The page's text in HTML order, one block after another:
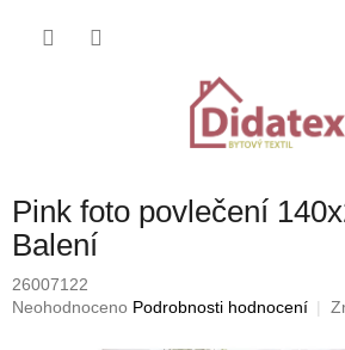
Pink foto povlečení
Balení
26007122
Průměrné
Neohodnoceno Podrobnosti hodnocení